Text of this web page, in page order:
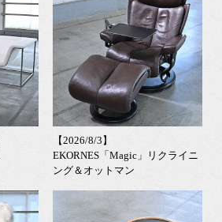
【2026/8/3】
EKORNES「Magic」リクライニ
ング＆オットマン